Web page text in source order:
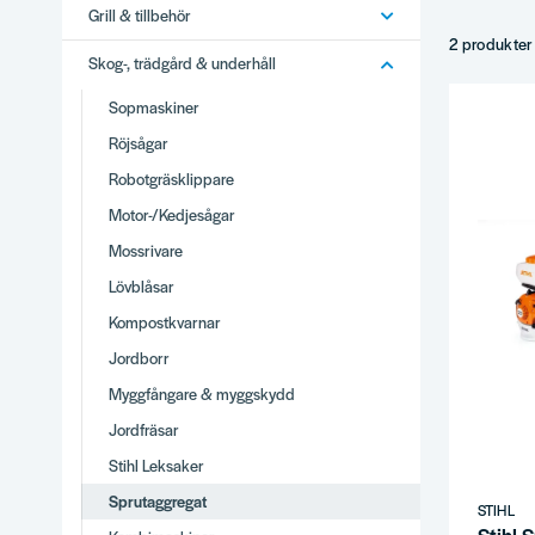
Grill & tillbehör
Skog-, trädgård & underhåll
Sopmaskiner
Röjsågar
Robotgräsklippare
Motor-/Kedjesågar
Mossrivare
Lövblåsar
Kompostkvarnar
Jordborr
Myggfångare & myggskydd
Jordfräsar
Stihl Leksaker
Sprutaggregat
Eldrivna
Effekt
Brett
Stor
2 produkter
STIHL